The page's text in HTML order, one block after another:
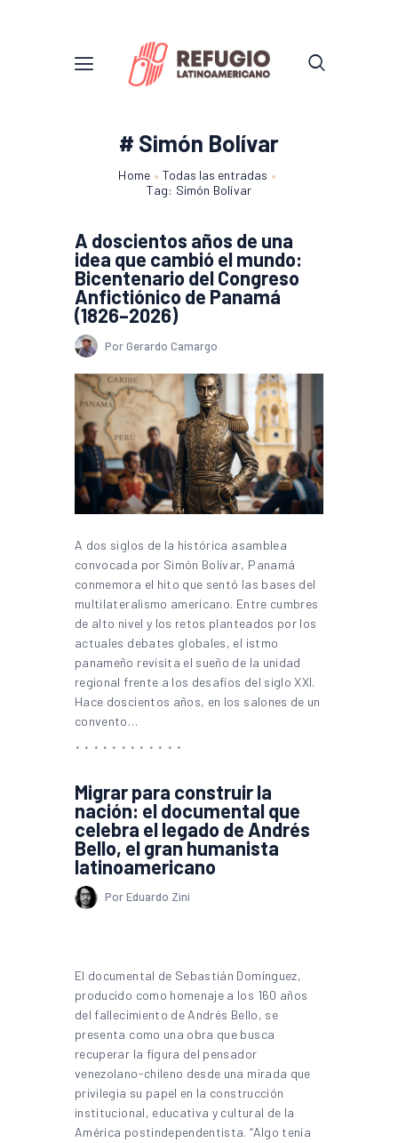
# Simón Bolívar
Home
Todas las entradas
Tag: Simón Bolívar
A doscientos años de una
idea que cambió el mundo:
Bicentenario del Congreso
Anfictiónico de Panamá
(1826–2026)
Por Gerardo Camargo
A dos siglos de la histórica asamblea
convocada por Simón Bolívar, Panamá
conmemora el hito que sentó las bases del
multilateralismo americano. Entre cumbres
de alto nivel y los retos planteados por los
actuales debates globales, el istmo
panameño revisita el sueño de la unidad
regional frente a los desafíos del siglo XXI.
Hace doscientos años, en los salones de un
convento…
Migrar para construir la
nación: el documental que
celebra el legado de Andrés
Bello, el gran humanista
latinoamericano
Por Eduardo Zini
El documental de Sebastián Domínguez,
producido como homenaje a los 160 años
del fallecimiento de Andrés Bello, se
presenta como una obra que busca
recuperar la figura del pensador
venezolano-chileno desde una mirada que
privilegia su papel en la construcción
institucional, educativa y cultural de la
América postindependentista. “Algo tenía